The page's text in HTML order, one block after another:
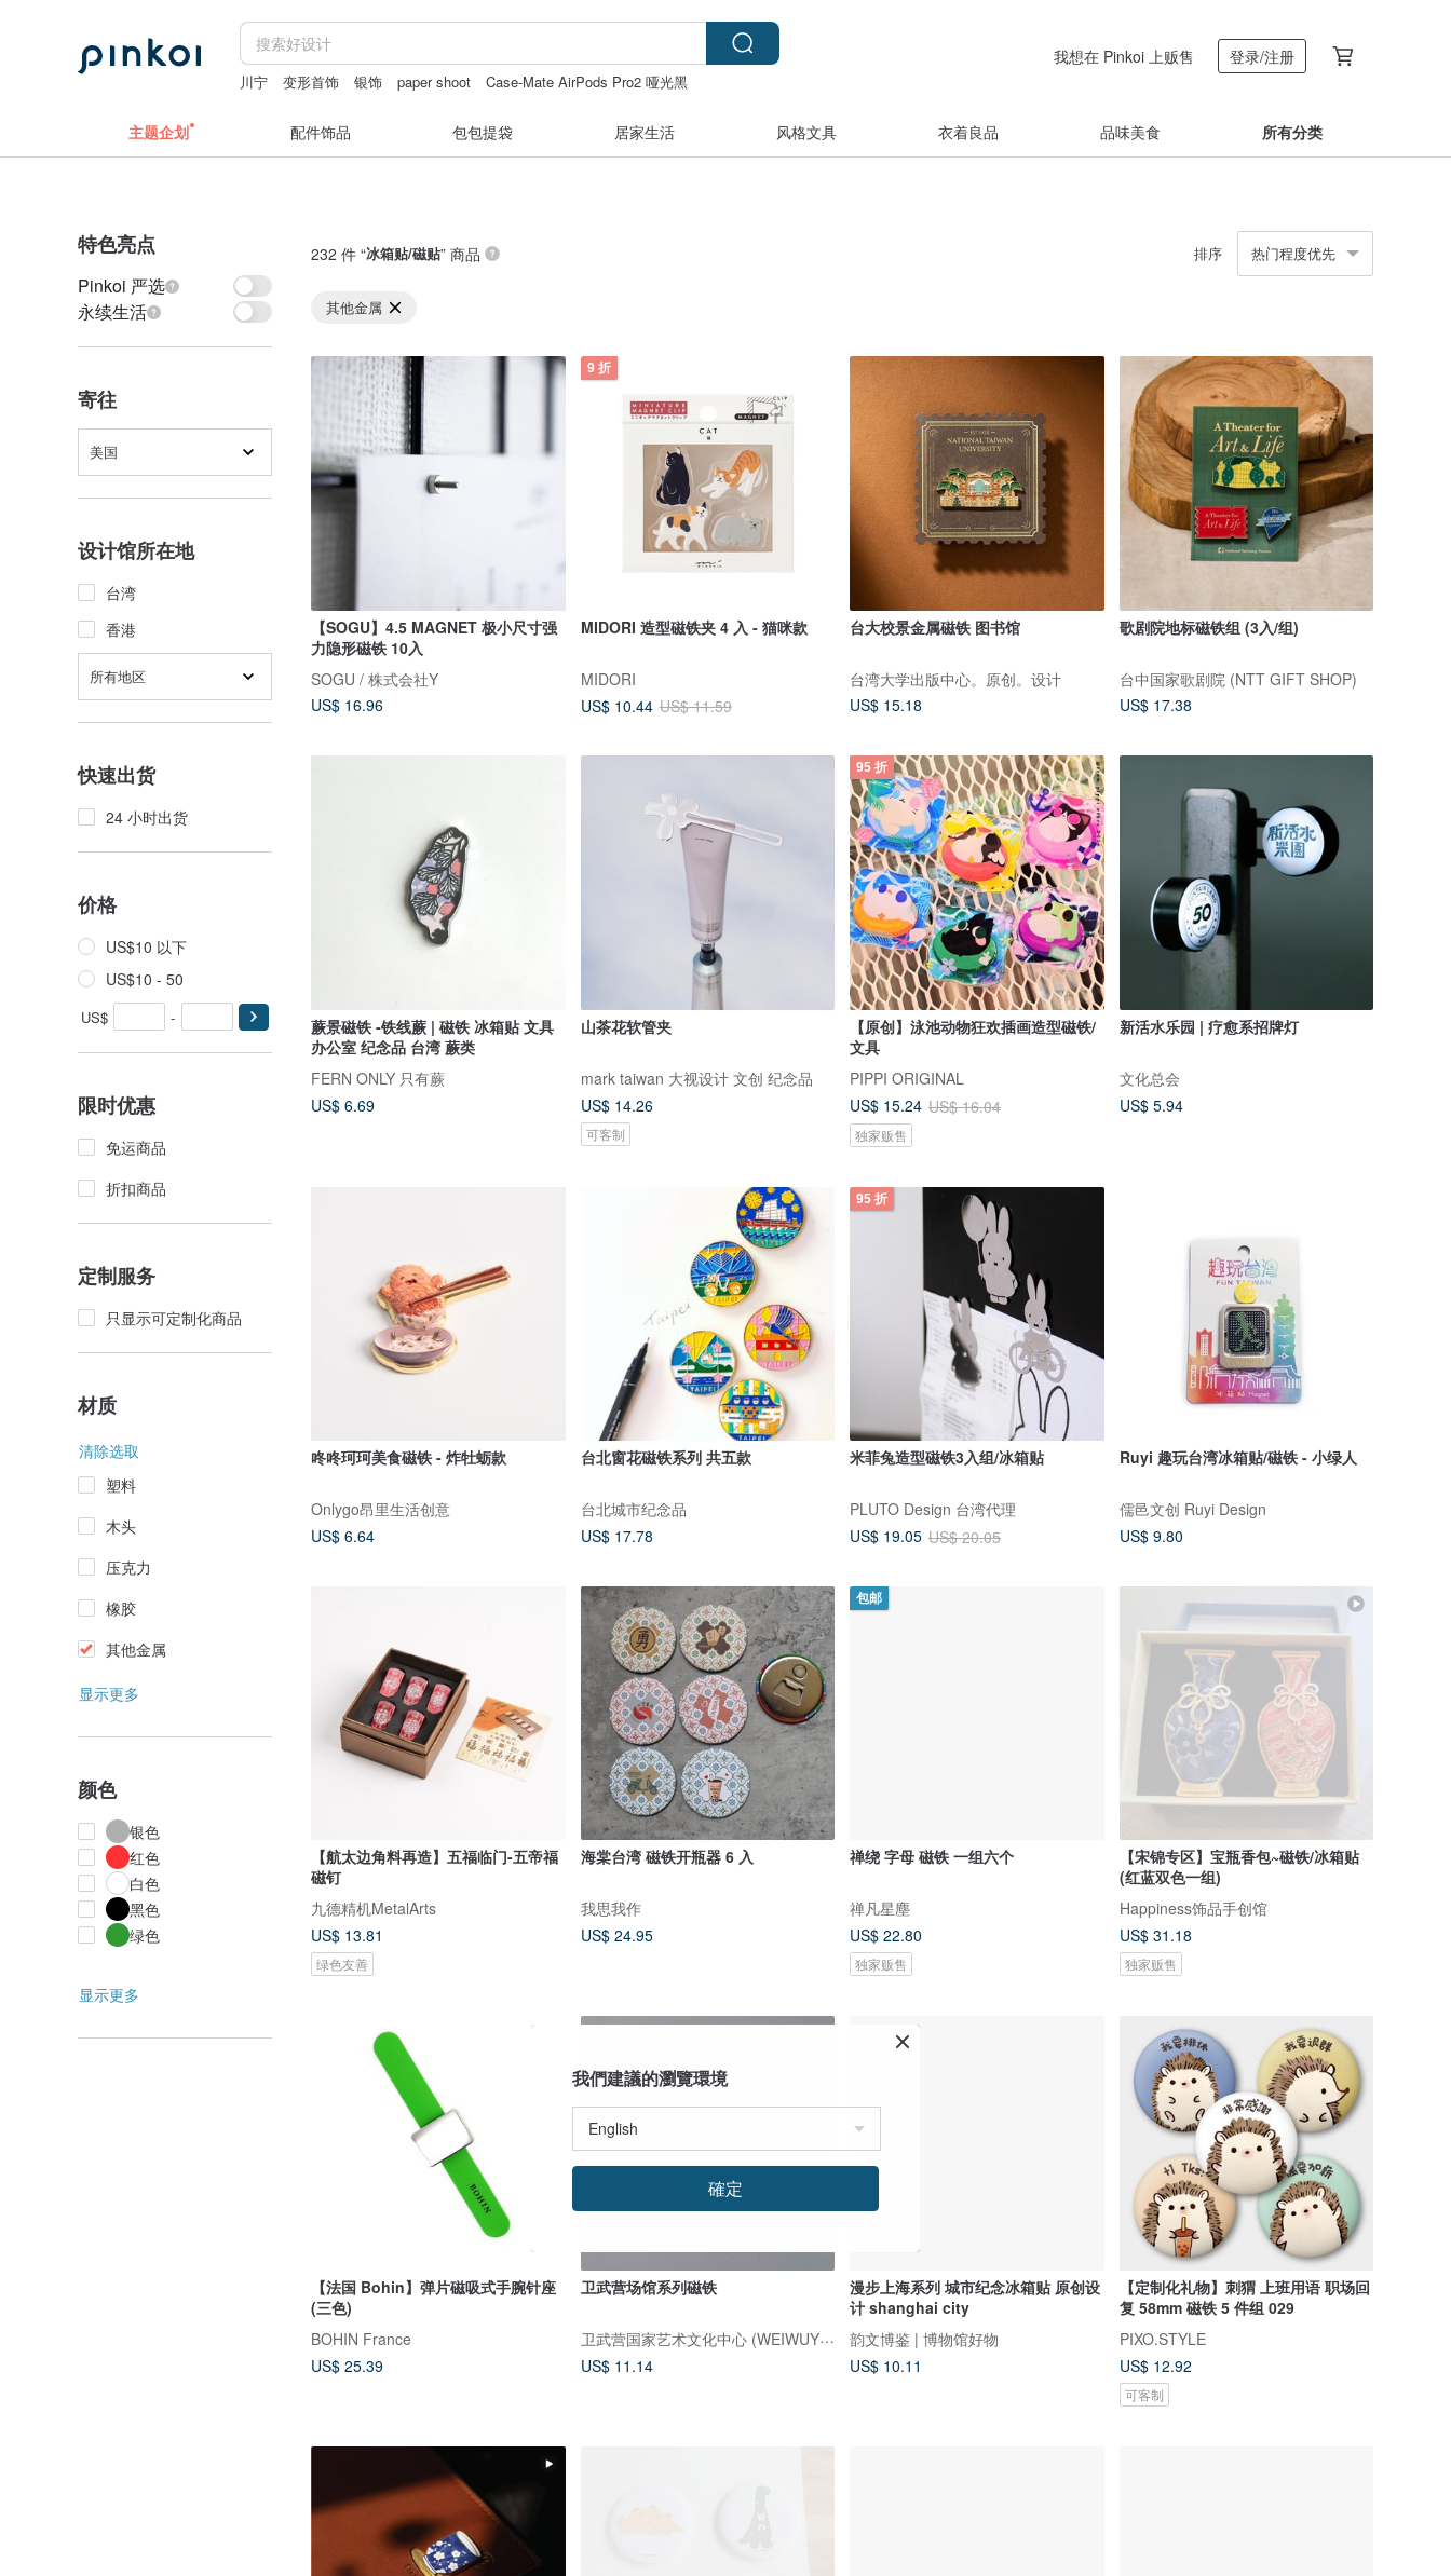
川宁 变形首饰 银饰 paper shoot
Case-Mate AirPods Pro2 哑光黑
我想在 Pinkoi 上贩售 登录/注册
主题企划 配件饰品 包包提袋 居家生活 风格文具 衣着良品 品味美食 所有分类
特色亮点
Pinkoi 严选
永续生活
寄往
美国
设计馆所在地
台湾
香港
所有地区
快速出货
24 小时出货
价格
US$10 以下
US$10 - 50
US$ -
限时优惠
免运商品
折扣商品
定制服务
只显示可定制化商品
材质
清除选取
塑料
木头
压克力
橡胶
其他金属
显示更多
颜色
银色
红色
白色
黑色
绿色
显示更多
232 件 “冰箱贴/磁贴” 商品 排序 热门程度优先
其他金属
【SOGU】4.5 MAGNET 极小尺寸强
力隐形磁铁 10入
SOGU / 株式会社Y
US$ 16.96
9 折
MIDORI 造型磁铁夹 4 入 - 猫咪款
MIDORI
US$ 10.44 US$ 11.59
台大校景金属磁铁 图书馆
台湾大学出版中心。原创。设计
US$ 15.18
歌剧院地标磁铁组 (3入/组)
台中国家歌剧院 (NTT GIFT SHOP)
US$ 17.38
蕨景磁铁 -铁线蕨 | 磁铁 冰箱贴 文具
办公室 纪念品 台湾 蕨类
FERN ONLY 只有蕨
US$ 6.69
山茶花软管夹
mark taiwan 大视设计 文创 纪念品
US$ 14.26
可客制
95 折
【原创】泳池动物狂欢插画造型磁铁/
文具
PIPPI ORIGINAL
US$ 15.24 US$ 16.04
独家贩售
新活水乐园 | 疗愈系招牌灯
文化总会
US$ 5.94
咚咚珂珂美食磁铁 - 炸牡蛎款
Onlygo昂里生活创意
US$ 6.64
台北窗花磁铁系列 共五款
台北城市纪念品
US$ 17.78
95 折
米菲兔造型磁铁3入组/冰箱贴
PLUTO Design 台湾代理
US$ 19.05 US$ 20.05
Ruyi 趣玩台湾冰箱贴/磁铁 - 小绿人
儒邑文创 Ruyi Design
US$ 9.80
【航太边角料再造】五福临门-五帝福
磁钉
九德精机MetalArts
US$ 13.81
绿色友善
海棠台湾 磁铁开瓶器 6 入
我思我作
US$ 24.95
包邮
禅绕 字母 磁铁 一组六个
禅凡星塵
US$ 22.80
独家贩售
【宋锦专区】宝瓶香包~磁铁/冰箱贴
(红蓝双色一组)
Happiness饰品手创馆
US$ 31.18
独家贩售
【法国 Bohin】弹片磁吸式手腕针座
(三色)
BOHIN France
US$ 25.39
卫武营场馆系列磁铁
卫武营国家艺术文化中心 (WEIWUYING GIFT SHOP)
US$ 11.14
漫步上海系列 城市纪念冰箱贴 原创设
计 shanghai city
韵文博鉴 | 博物馆好物
US$ 10.11
【定制化礼物】刺猬 上班用语 职场回
复 58mm 磁铁 5 件组 029
PIXO.STYLE
US$ 12.92
可客制
我們建議的瀏覽環境
確定